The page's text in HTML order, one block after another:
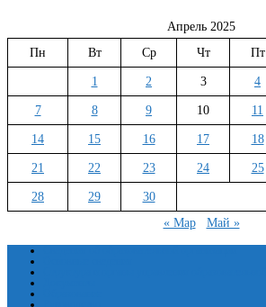
Апрель 2025
Пн
Вт Ср Чт Пт
1 2 3 4
7 8 9 10 11
14 15 16 17 18
21 22 23 24 25
28 29
30
« Мар
Май »